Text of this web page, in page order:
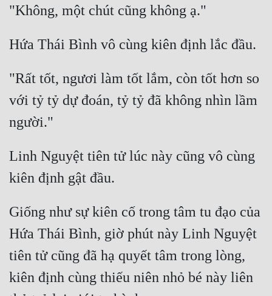
Trọng Sinh
Tu Chân
Tội Phạm
Võng Du
Xuyên Không
Xuyên Nhanh
Xuyên Sách
Xuyên Thư
Điền Văn
"Rất tốt, ngươi làm tốt lắm, còn tốt hơn so
với tỷ tỷ dự đoán, tỷ tỷ đã không nhìn lầm
Linh Nguyệt tiên tử lúc này cũng vô cùng
Giống như sự kiên cố trong tâm tu đạo của
Hứa Thái Bình, giờ phút này Linh Nguyệt
tiên tử cũng đã hạ quyết tâm trong lòng,
kiên định cùng thiếu niên nhỏ bé này liên